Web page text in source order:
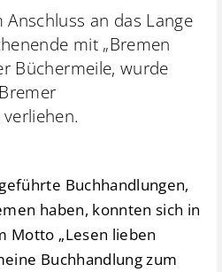
an das Lange
mit „Bremen
Büchermeile, wurde
Buchhandlungen,
haben, konnten sich in
Motto „Lesen lieben
Buchhandlung zum